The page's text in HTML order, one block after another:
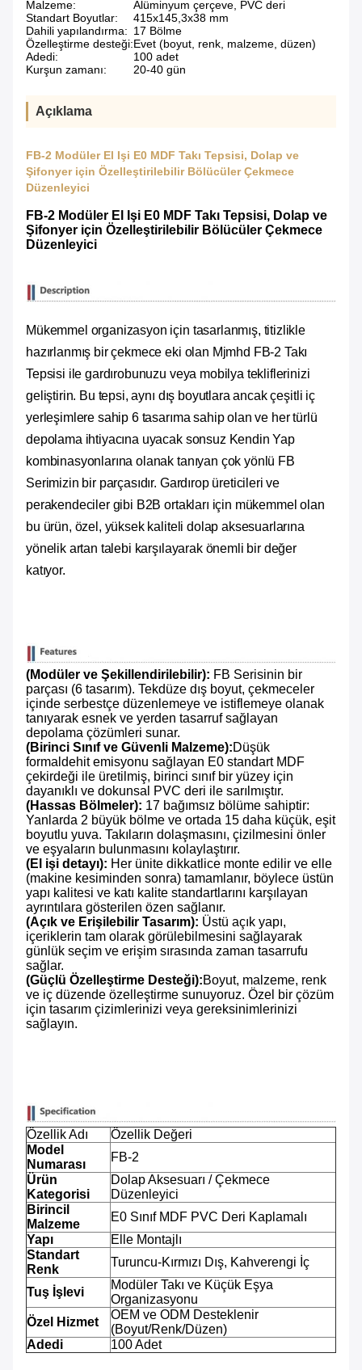
Malzeme:
Alüminyum çerçeve, PVC deri
Standart Boyutlar:
415x145,3x38 mm
Dahili yapılandırma: 17 Bölme
Özelleştirme desteği:Evet (boyut, renk, malzeme, düzen)
Adedi:
100 adet
Kurşun zamanı:
20-40 gün
Açıklama
FB-2 Modüler El Işi E0 MDF Takı Tepsisi, Dolap ve
Şifonyer için Özelleştirilebilir Bölücüler Çekmece
Düzenleyici
FB-2 Modüler El Işi E0 MDF Takı Tepsisi, Dolap ve
Şifonyer için Özelleştirilebilir Bölücüler Çekmece
Düzenleyici
Mükemmel organizasyon için tasarlanmış, titizlikle
hazırlanmış bir çekmece eki olan Mjmhd FB-2 Takı
Tepsisi ile gardırobunuzu veya mobilya tekliflerinizi
geliştirin. Bu tepsi, aynı dış boyutlara ancak çeşitli iç
yerleşimlere sahip 6 tasarıma sahip olan ve her türlü
depolama ihtiyacına uyacak sonsuz Kendin Yap
kombinasyonlarına olanak tanıyan çok yönlü FB
Serimizin bir parçasıdır. Gardırop üreticileri ve
perakendeciler gibi B2B ortakları için mükemmel olan
bu ürün, özel, yüksek kaliteli dolap aksesuarlarına
yönelik artan talebi karşılayarak önemli bir değer
katıyor.
(Modüler ve Şekillendirilebilir): ​ FB Serisinin bir
parçası (6 tasarım). Tekdüze dış boyut, çekmeceler
içinde serbestçe düzenlemeye ve istiflemeye olanak
tanıyarak esnek ve yerden tasarruf sağlayan
depolama çözümleri sunar.
(Birinci Sınıf ve Güvenli Malzeme):Düşük
formaldehit emisyonu sağlayan E0 standart MDF
çekirdeği ile üretilmiş, birinci sınıf bir yüzey için
dayanıklı ve dokunsal PVC deri ile sarılmıştır.
(Hassas Bölmeler): ​ 17 bağımsız bölüme sahiptir:
Yanlarda 2 büyük bölme ve ortada 15 daha küçük, eşit
boyutlu yuva. Takıların dolaşmasını, çizilmesini önler
ve eşyaların bulunmasını kolaylaştırır.
(El işi detayı): ​ Her ünite dikkatlice monte edilir ve elle
(makine kesiminden sonra) tamamlanır, böylece üstün
yapı kalitesi ve katı kalite standartlarını karşılayan
ayrıntılara gösterilen özen sağlanır.
(Açık ve Erişilebilir Tasarım): ​ Üstü açık yapı,
içeriklerin tam olarak görülebilmesini sağlayarak
günlük seçim ve erişim sırasında zaman tasarrufu
sağlar.
(Güçlü Özelleştirme Desteği):Boyut, malzeme, renk
ve iç düzende özelleştirme sunuyoruz. Özel bir çözüm
için tasarım çizimlerinizi veya gereksinimlerinizi
sağlayın.
Özellik Adı
Özellik Değeri
Model
Numarası
FB-2
Ürün
Kategorisi
Dolap Aksesuarı / Çekmece
Düzenleyici
Birincil
Malzeme
E0 Sınıf MDF PVC Deri Kaplamalı
Yapı
Elle Montajlı
Standart
Renk
Turuncu-Kırmızı Dış, Kahverengi İç
Tuş İşlevi
Modüler Takı ve Küçük Eşya
Organizasyonu
Özel Hizmet
OEM ve ODM Desteklenir
(Boyut/Renk/Düzen)
Adedi
100 Adet